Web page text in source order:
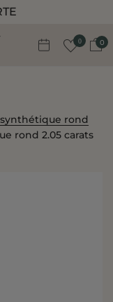
0 0
rond
rond 2.05 carats